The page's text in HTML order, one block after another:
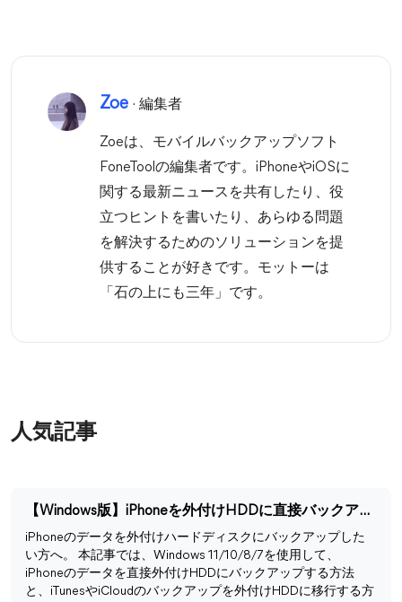
Zoe· 編集者
Zoeは、モバイルバックアップソフト
FoneToolの編集者です。iPhoneやiOSに
関する最新ニュースを共有したり、役
立つヒントを書いたり、あらゆる問題
を解決するためのソリューションを提
供することが好きです。モットーは
「石の上にも三年」です。
人気記事
【Windows版】iPhoneを外付けHDDに直接バックアップする方法
iPhoneのデータを外付けハードディスクにバックアップした
い方へ。 本記事では、Windows 11/10/8/7を使用して、
iPhoneのデータを直接外付けHDDにバックアップする方法
と、iTunesやiCloudのバックアップを外付けHDDに移行する方